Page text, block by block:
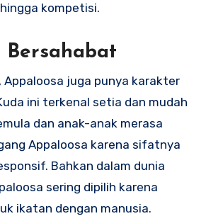
kompetisi.
Appaloosa juga punya karakter
ini terkenal setia dan mudah
dan anak-anak merasa
Appaloosa karena sifatnya
Bahkan dalam dunia
sering dipilih karena
ikatan dengan manusia.